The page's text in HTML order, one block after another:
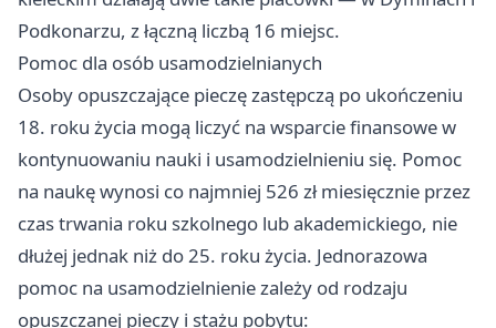
Podkonarzu, z łączną liczbą 16 miejsc.
Pomoc dla osób usamodzielnianych
Osoby opuszczające pieczę zastępczą po ukończeniu
18. roku życia mogą liczyć na wsparcie finansowe w
kontynuowaniu nauki i usamodzielnieniu się. Pomoc
na naukę wynosi co najmniej 526 zł miesięcznie przez
czas trwania roku szkolnego lub akademickiego, nie
dłużej jednak niż do 25. roku życia. Jednorazowa
pomoc na usamodzielnienie zależy od rodzaju
opuszczanej pieczy i stażu pobytu: